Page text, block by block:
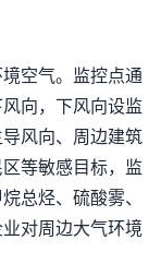
空气。监控点通
向，下风向设监
风向、周边建筑
等敏感目标，监
总烃、硫酸雾、
对周边大气环境